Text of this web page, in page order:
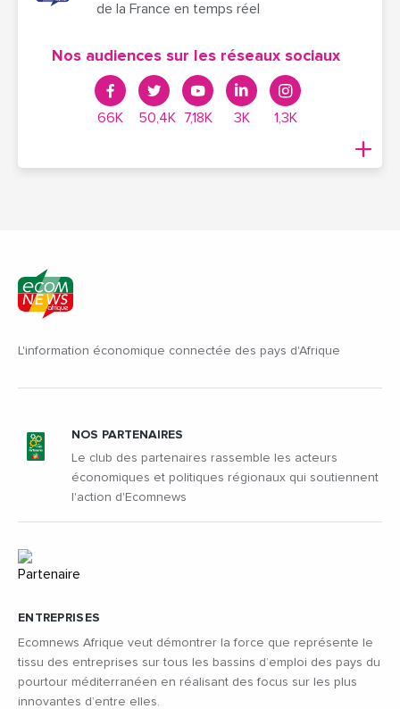
de la France en temps réel
Nos audiences sur les réseaux sociaux
66K 50,4K 7,18K 3K 1,3K
L'information économique connectée des pays d'Afrique
ENTREPRISES
Ecomnews Afrique veut démontrer la force que représente le
tissu des entreprises sur tous les bassins d’emploi des pays du
pourtour méditerranéen en réalisant des focus sur les plus
innovantes d’entre elles.
NOS PARTENAIRES
Le club des partenaires rassemble les acteurs
économiques et politiques régionaux qui soutiennent
l'action d'Ecomnews